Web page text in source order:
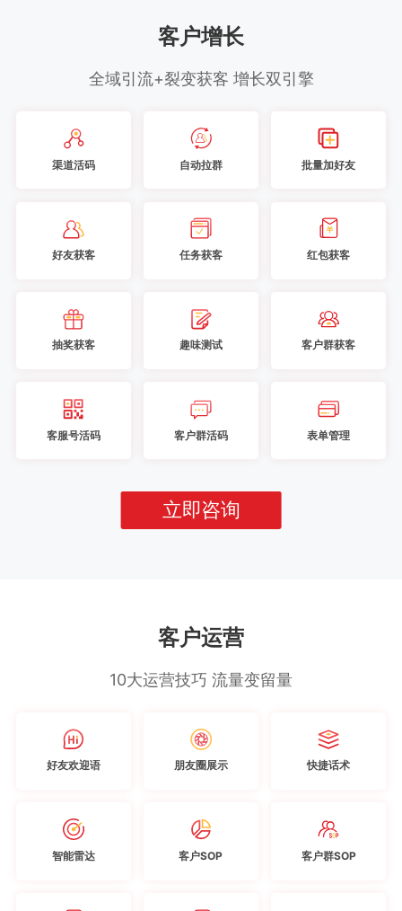
客户增长
全域引流+裂变获客 增长双引擎
渠道活码 自动拉群 批量加好友
好友获客 任务获客 红包获客
抽奖获客 趣味测试 客户群获客
客服号活码 客户群活码 表单管理
立即咨询
客户运营
10大运营技巧 流量变留量
好友欢迎语 朋友圈展示 快捷话术
智能雷达 客户SOP 客户群SOP